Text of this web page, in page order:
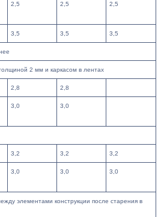
2,5 2,5 2,5
3,5 3,5 3,5
2 мм и каркасом в лентах
2,8 2,8
3,0 3,0
3,2 3,2 3,2
3,0 3,0 3,0
элементами конструкции после старения в